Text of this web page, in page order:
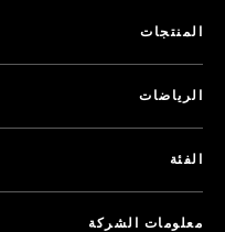
المنتجات
الرياضات
الفئة
معلومات الشركة